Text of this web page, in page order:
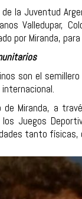
la Juventud
Valledupar,
por Miranda,
son el
de Miranda, a
Juegos
tanto